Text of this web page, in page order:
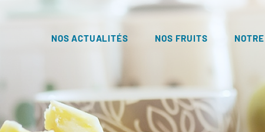
NOS ACTUALITÉS NOS FRUITS